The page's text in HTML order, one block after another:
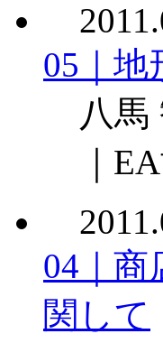
05｜地
八馬
｜
04｜
関して